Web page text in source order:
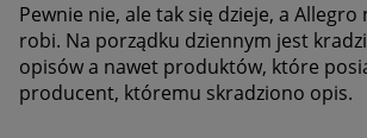
Pewnie nie, ale tak się dzieje, a Allegro
robi. Na porządku dziennym jest
opisów a nawet produktów, które
producent, któremu skradziono opis.